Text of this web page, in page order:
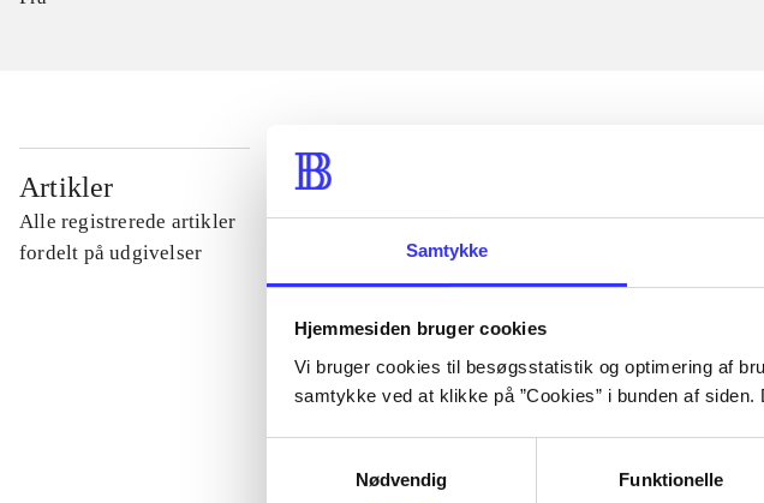
Samtykke
Hjemmesiden bruger cookies
Vi bruger cookies til besøgsstatistik og optimering af
samtykke ved at klikke på ”Cookies” i bunden af
Nødvendig
Funktionelle
Artikler
Alle registrerede artikler
fordelt på udgivelser
...
...
...
...